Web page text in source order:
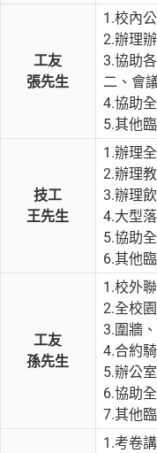
工友
張先生
1.校內
2.辦理
3.協助
二、會
4.協助
5.其他
技工
王先生
1.辦理
2.辦理
3.辦理
4.大型
5.協助
6.其他
工友
孫先生
1.校外
2.全校
3.圍牆
4.合約
5.辦公
6.協助
7.其他
1.考卷